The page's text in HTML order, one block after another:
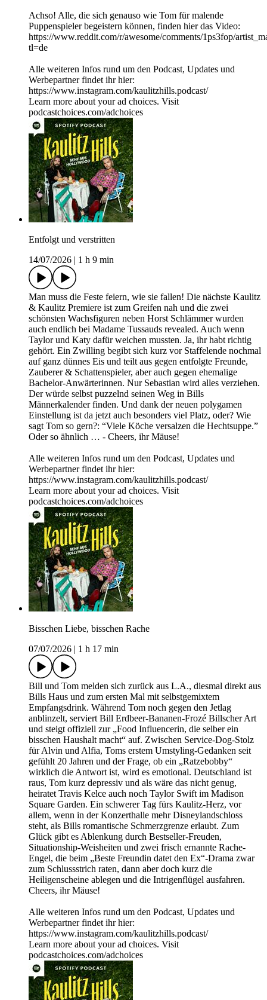
Achso! Alle, die sich genauso wie Tom für malende
Puppenspieler begeistern können, finden hier das Video:
https://www.reddit.com/r/awesome/comments/1ps3fop/
tl=de
Alle weiteren Infos rund um den Podcast, Updates und
Werbepartner findet ihr hier:
https://www.instagram.com/kaulitzhills.podcast/
Learn more about your ad choices. Visit
podcastchoices.com/adchoices
Entfolgt und verstritten
14/07/2026
1 h 9 min
Man muss die Feste feiern, wie sie fallen! Die nächste Kaulitz
& Kaulitz Premiere ist zum Greifen nah und die zwei
schönsten Wachsfiguren neben Horst Schlämmer wurden
auch endlich bei Madame Tussauds revealed. Auch wenn
Taylor und Katy dafür weichen mussten. Ja, ihr habt richtig
gehört. Ein Zwilling begibt sich kurz vor Staffelende nochmal
auf ganz dünnes Eis und teilt aus gegen entfolgte Freunde,
Zauberer & Schattenspieler, aber auch gegen ehemalige
Bachelor-Anwärterinnen. Nur Sebastian wird alles verziehen.
Der würde selbst puzzelnd seinen Weg in Bills
Männerkalender finden. Und dank der neuen polygamen
Einstellung ist da jetzt auch besonders viel Platz, oder? Wie
sagt Tom so gern?: “Viele Köche versalzen die Hechtsuppe.”
Oder so ähnlich … - Cheers, ihr Mäuse!
Alle weiteren Infos rund um den Podcast, Updates und
Werbepartner findet ihr hier:
https://www.instagram.com/kaulitzhills.podcast/
Learn more about your ad choices. Visit
podcastchoices.com/adchoices
Bisschen Liebe, bisschen Rache
07/07/2026
1 h 17 min
Bill und Tom melden sich zurück aus L.A., diesmal direkt aus
Bills Haus und zum ersten Mal mit selbstgemixtem
Empfangsdrink. Während Tom noch gegen den Jetlag
anblinzelt, serviert Bill Erdbeer-Bananen-Frozé Billscher Art
und steigt offiziell zur „Food Influencerin, die selber ein
bisschen Haushalt macht“ auf. Zwischen Service-Dog-Stolz
für Alvin und Alfia, Toms erstem Umstyling-Gedanken seit
gefühlt 20 Jahren und der Frage, ob ein „Ratzebobby“
wirklich die Antwort ist, wird es emotional. Deutschland ist
raus, Tom kurz depressiv und als wäre das nicht genug,
heiratet Travis Kelce auch noch Taylor Swift im Madison
Square Garden. Ein schwerer Tag fürs Kaulitz-Herz, vor
allem, wenn in der Konzerthalle mehr Disneylandschloss
steht, als Bills romantische Schmerzgrenze erlaubt. Zum
Glück gibt es Ablenkung durch Bestseller-Freuden,
Situationship-Weisheiten und zwei frisch ernannte Rache-
Engel, die beim „Beste Freundin datet den Ex“-Drama zwar
zum Schlussstrich raten, dann aber doch kurz die
Heiligenscheine ablegen und die Intrigenflügel ausfahren.
Cheers, ihr Mäuse!
Alle weiteren Infos rund um den Podcast, Updates und
Werbepartner findet ihr hier:
https://www.instagram.com/kaulitzhills.podcast/
Learn more about your ad choices. Visit
podcastchoices.com/adchoices